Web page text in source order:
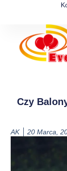
Czy
AK 20 Marca,